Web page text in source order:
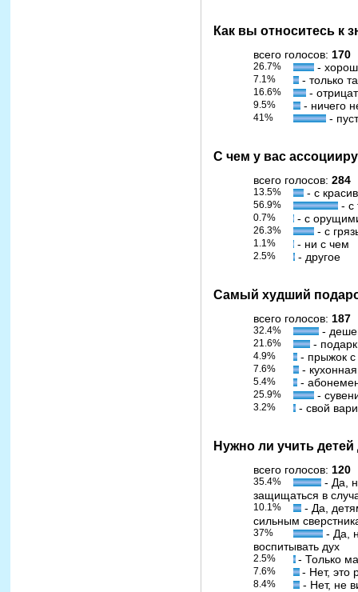
Как вы относитесь к
всего голосов: 170
26.7% -
7.1% - только
16.6% -
9.5% - ничего
41% -
С чем у вас
всего голосов: 284
13.5% - с
56.9% - с
0.7% - с
26.3% - с
1.1% - ни с чем
2.5% - другое
Самый худший
всего голосов: 187
32.4% -
21.6% -
4.9% - прыжок
7.6% -
5.4% -
25.9% -
3.2% - свой
Нужно ли учить детей
всего голосов: 120
35.4%
- Да,
защищаться в
10.1%
- Да,
сильным
37%
- Да,
воспитывать дух
2.5% - Только
7.6% - Нет, это
8.4% - Нет, не